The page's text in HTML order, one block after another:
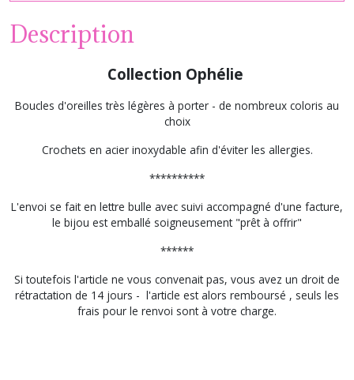
Description
Collection Ophélie
Boucles d'oreilles très légères à porter - de nombreux coloris au
choix
Crochets en acier inoxydable afin d'éviter les allergies.
**********
L'envoi se fait en lettre bulle avec suivi accompagné d'une facture,
le bijou est emballé soigneusement "prêt à offrir"
******
Si toutefois l'article ne vous convenait pas, vous avez un droit de
rétractation de 14 jours - l'article est alors remboursé , seuls les
frais pour le renvoi sont à votre charge.